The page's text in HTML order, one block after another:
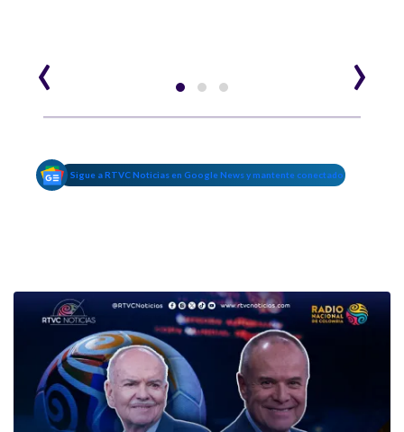
‹ ›
Sigue a RTVC Noticias en Google News y mantente conectado